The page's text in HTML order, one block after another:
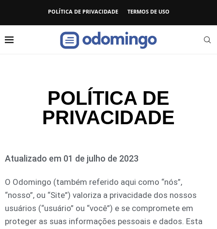
POLÍTICA DE PRIVACIDADE TERMOS DE USO
POLÍTICA DE
PRIVACIDADE
Atualizado em 01 de julho de 2023
O Odomingo (também referido aqui como “nós”,
“nosso”, ou “Site”) valoriza a privacidade dos nossos
usuários (“usuário” ou “você”) e se compromete em
proteger as suas informações pessoais e dados. Esta